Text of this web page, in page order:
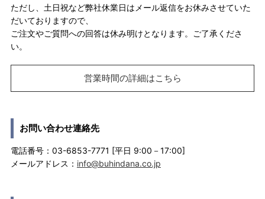
ただし、土日祝など弊社休業日はメール返信をお休みさせていた
だいておりますので、
ご注文やご質問への回答は休み明けとなります。ご了承くださ
い。
営業時間の詳細はこちら
お問い合わせ連絡先
電話番号：03-6853-7771 [平日 9:00－17:00]
メールアドレス： info@buhindana.co.jp